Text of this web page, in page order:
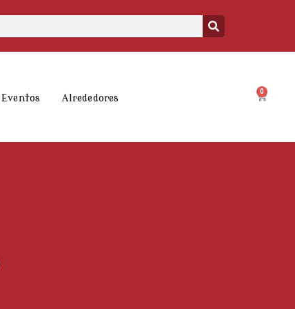
Eventos Alrededores
0
Carrito